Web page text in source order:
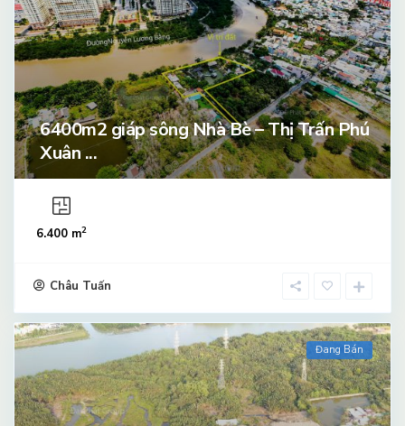
6400m2 giáp sông Nhà Bè – Thị Trấn Phú
Xuân ...
6.400 m2
Châu Tuấn
Đang Bán